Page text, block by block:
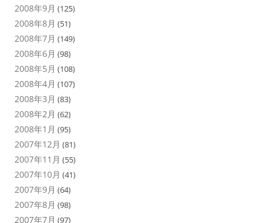
2008年9月 (125)
2008年8月 (51)
2008年7月 (149)
2008年6月 (98)
2008年5月 (108)
2008年4月 (107)
2008年3月 (83)
2008年2月 (62)
2008年1月 (95)
2007年12月 (81)
2007年11月 (55)
2007年10月 (41)
2007年9月 (64)
2007年8月 (98)
2007年7月 (97)